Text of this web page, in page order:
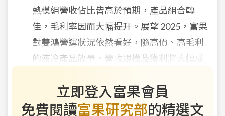
熱模組營收佔比皆高於預期，產品組合轉
佳，毛利率因而大幅提升。展望2025 ，富果
對雙鴻營運狀況依然看好，隨高價、高毛利
的液冷產品放量，營收規模及獲利將大幅成
立即登入富果會員
免費閱讀富果研究部的精選文